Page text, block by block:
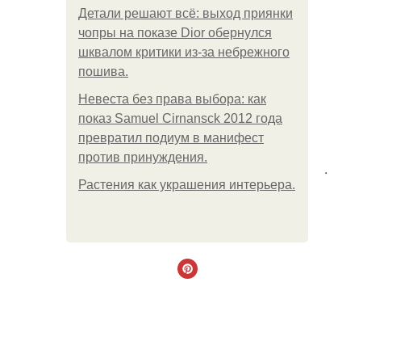
Детали решают всё: выход приянки
чопры на показе Dior обернулся
шквалом критики из-за небрежного
пошива.
Невеста без права выбора: как
показ Samuel Cirnansck 2012 года
превратил подиум в манифест
против принуждения.
Растения как украшения интерьера.
.